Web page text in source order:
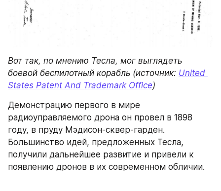
Вот так, по мнению Тесла, мог выглядеть
боевой беспилотный корабль (источник: United
States Patent And Trademark Office)
Демонстрацию первого в мире
радиоуправляемого дрона он провел в 1898
году, в пруду Мэдисон-сквер-гарден.
Большинство идей, предложенных Тесла,
получили дальнейшее развитие и привели к
появлению дронов в их современном обличии.